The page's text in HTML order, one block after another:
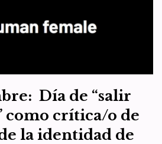
Día de “salir
como crítica/o de
la identidad de